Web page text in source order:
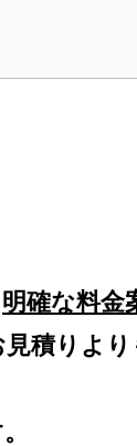
明確な料金
積りより